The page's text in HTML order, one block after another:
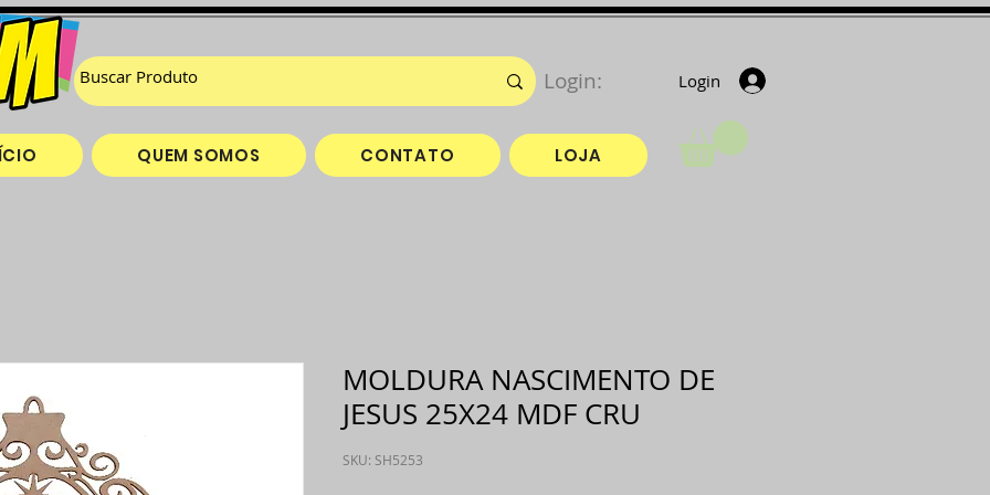
Login
QUEM SOMOS CONTATO LOJA
Login:
MOLDURA NASCIMENTO DE
JESUS 25X24 MDF CRU
SKU: SH5253